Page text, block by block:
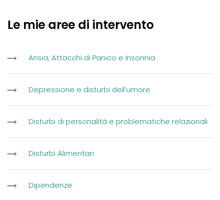
Le mie aree di intervento
Ansia, Attacchi di Panico e Insonnia
Depressione e disturbi dell’umore
Disturbi di personalità e problematiche relazionali
Disturbi Alimentari
Dipendenze